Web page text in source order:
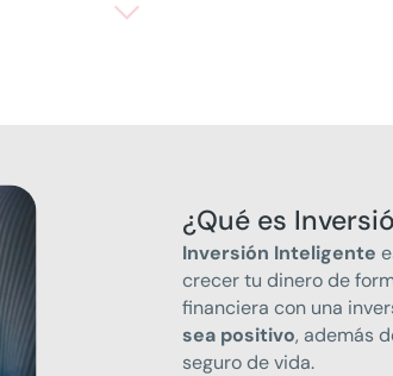
¿Qué es
Inversión Inteligente
crecer tu dinero de
financiera con una
sea positivo, además
seguro de vida.